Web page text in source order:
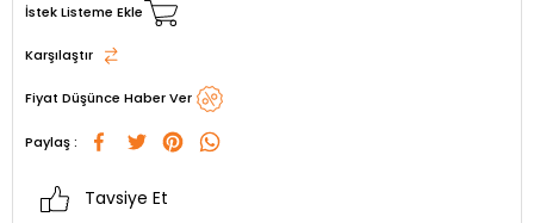
İstek Listeme Ekle
Karşılaştır
Fiyat Düşünce Haber Ver
Paylaş :
Tavsiye Et